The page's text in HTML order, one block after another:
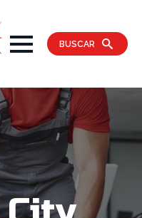
BUSCAR